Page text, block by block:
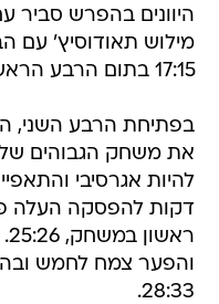
היוונים בהפרש סביר
מילוש תאודוסיץ' עם
17:15 בתום הרבע הראשון.
בפתיחת הרבע השני,
את משחק הגבוהים
דקות להפסקה העלה
והפער צמח לחמש
28:33.